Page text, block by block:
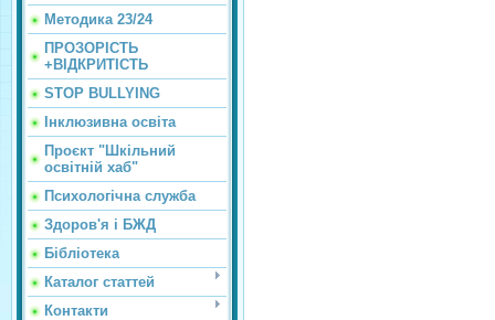
Методика 23/24
ПРОЗОРІСТЬ
+ВІДКРИТІСТЬ
STOP BULLYING
Інклюзивна освіта
Проєкт "Шкільний
освітній хаб"
Психологічна служба
Здоров'я і БЖД
Бібліотека
Каталог статтей
Контакти